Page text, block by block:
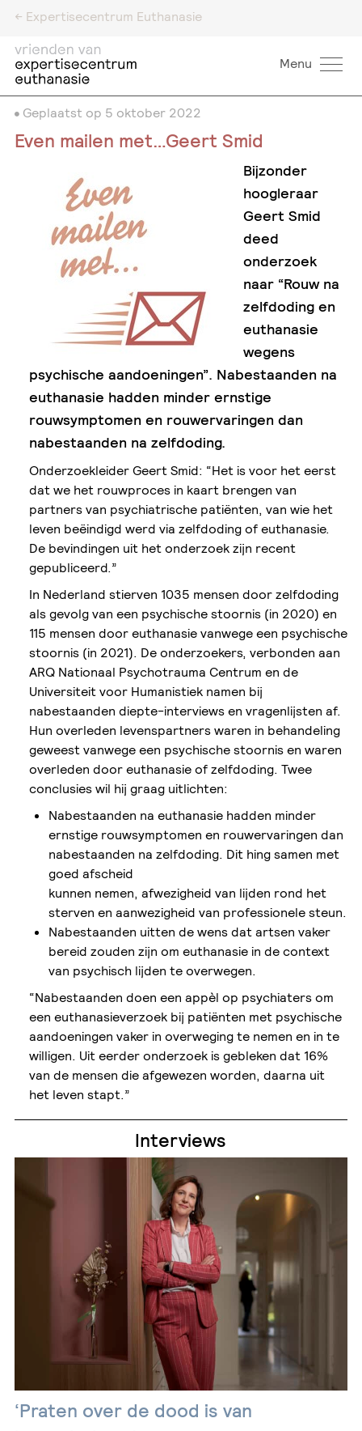
<- Expertisecentrum Euthanasie
Menu
Geplaatst op 5 oktober 2022
Even mailen met…Geert Smid
Bijzonder
hoogleraar
Geert Smid
deed
onderzoek
naar “Rouw na
zelfdoding en
euthanasie
wegens
psychische aandoeningen”. Nabestaanden na
euthanasie hadden minder ernstige
rouwsymptomen en rouwervaringen dan
nabestaanden na zelfdoding.
Onderzoekleider Geert Smid: “Het is voor het eerst
dat we het rouwproces in kaart brengen van
partners van psychiatrische patiënten, van wie het
leven beëindigd werd via zelfdoding of euthanasie.
De bevindingen uit het onderzoek zijn recent
gepubliceerd.”
In Nederland stierven 1035 mensen door zelfdoding
als gevolg van een psychische stoornis (in 2020) en
115 mensen door euthanasie vanwege een psychische
stoornis (in 2021). De onderzoekers, verbonden aan
ARQ Nationaal Psychotrauma Centrum en de
Universiteit voor Humanistiek namen bij
nabestaanden diepte-interviews en vragenlijsten af.
Hun overleden levenspartners waren in behandeling
geweest vanwege een psychische stoornis en waren
overleden door euthanasie of zelfdoding. Twee
conclusies wil hij graag uitlichten:
Nabestaanden na euthanasie hadden minder
ernstige rouwsymptomen en rouwervaringen dan
nabestaanden na zelfdoding. Dit hing samen met
goed afscheid
kunnen nemen, afwezigheid van lijden rond het
sterven en aanwezigheid van professionele steun.
Nabestaanden uitten de wens dat artsen vaker
bereid zouden zijn om euthanasie in de context
van psychisch lijden te overwegen.
“Nabestaanden doen een appèl op psychiaters om
een euthanasieverzoek bij patiënten met psychische
aandoeningen vaker in overweging te nemen en in te
willigen. Uit eerder onderzoek is gebleken dat 16%
van de mensen die afgewezen worden, daarna uit
het leven stapt.”
Interviews
‘Praten over de dood is van